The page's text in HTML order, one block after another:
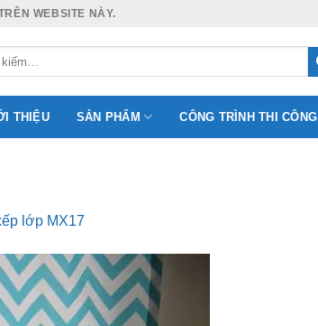
WEBSITE NÀY.
THIỆU SẢN PHẨM CÔNG TRÌNH THI CÔNG
lớp MX17